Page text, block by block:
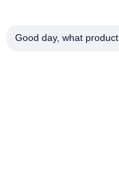
Lantai 17, Blok
Good day, what